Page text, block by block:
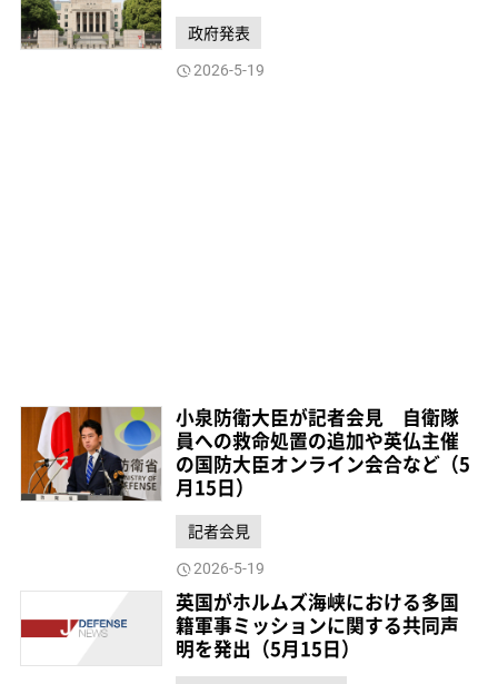
政府発表
2026-5-19
小泉防衛大臣が記者会見 自衛隊
員への救命処置の追加や英仏主催
の国防大臣オンライン会合など（5
月15日）
記者会見
2026-5-19
英国がホルムズ海峡における多国
籍軍事ミッションに関する共同声
明を発出（5月15日）